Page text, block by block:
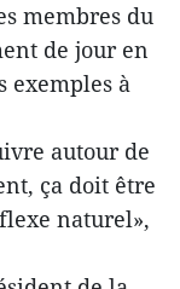
membres du
de jour en
exemples à
autour de
ça doit être
naturel»,